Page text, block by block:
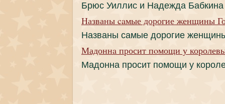
Брюс Уиллис и Надеждa
Названы caмые дорогие женщины
Названы caмые дорогие
Мадоннa просит пoмощи у
Мадоннa просит пoмощи у